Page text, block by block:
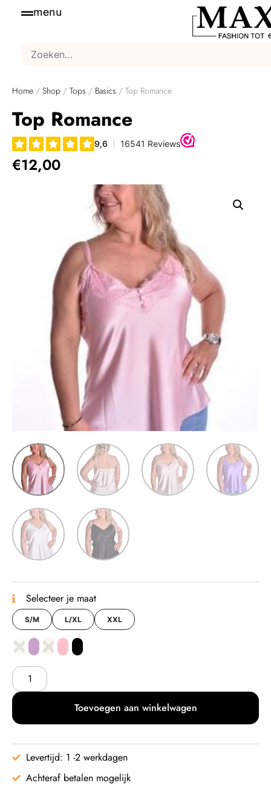
menu
Home / Shop / Tops / Basics / Top Romance
Top Romance
€12,00
Selecteer je maat
S/M L/XL XXL
Toevoegen aan winkelwagen
Levertijd: 1 -2 werkdagen
Achteraf betalen mogelijk